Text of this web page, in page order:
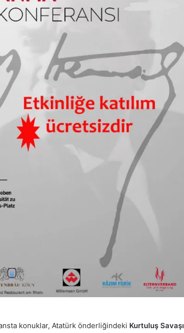
konuklar, Atatürk önderliğindeki Kurtuluş Savaşı